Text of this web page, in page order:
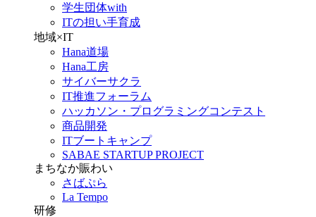
学生団体with
ITの担い手育成
地域×IT
Hana道場
Hana工房
サイバーサクラ
IT推進フォーラム
ハッカソン・プログラミングコンテスト
商品開発
ITブートキャンプ
SABAE STARTUP PROJECT
まちなか賑わい
さばぷら
La Tempo
研修